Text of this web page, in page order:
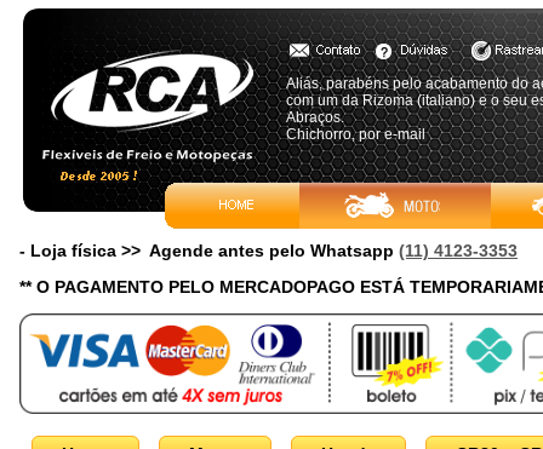
Aliás, parabéns pelo acabamento do
com um da Rizoma (italiano) e o seu
Abraços.
Chichorro, por e-mail
- Loja física >> Agende antes pelo Whatsapp (11) 4123-3353
** O PAGAMENTO PELO MERCADOPAGO ESTÁ